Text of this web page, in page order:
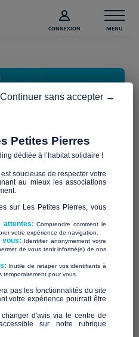
CONNEXION MENU
sur le mal
des questions les plus
sujet dumal-logement
le mal logement
c'est quoi ?
Petites Pierres
dédiée à l’habitat solidaire !
est soucieuse de respecter votre
au mieux les associations
sur Les Petites Pierres, vous
attentes:Comprendre comment le
votre expérience de navigation.
vous: Identifier anonymement votre
de vous tenir informé(e) de nos
Inutile de retaper vos identifiants à
pour vous.
pas les fonctionnalités du site
votre expérience pourrait être
d'avis via le centre de
sur notre rubrique
Continuer sans accepter →